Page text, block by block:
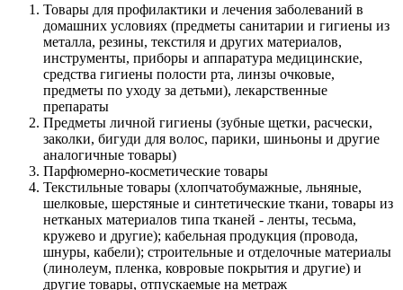
Товары для профилактики и лечения заболеваний в
домашних условиях (предметы санитарии и гигиены из
металла, резины, текстиля и других материалов,
инструменты, приборы и аппаратура медицинские,
средства гигиены полости рта, линзы очковые,
предметы по уходу за детьми), лекарственные
препараты
Предметы личной гигиены (зубные щетки, расчески,
заколки, бигуди для волос, парики, шиньоны и другие
аналогичные товары)
Парфюмерно-косметические товары
Текстильные товары (хлопчатобумажные, льняные,
шелковые, шерстяные и синтетические ткани, товары из
нетканых материалов типа тканей - ленты, тесьма,
кружево и другие); кабельная продукция (провода,
шнуры, кабели); строительные и отделочные материалы
(линолеум, пленка, ковровые покрытия и другие) и
другие товары, отпускаемые на метраж